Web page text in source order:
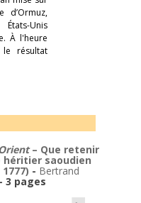
d’Ormuz,
Unis
À l'heure
résultat
– Que retenir
héritier saoudien
- Bertrand
3 pages